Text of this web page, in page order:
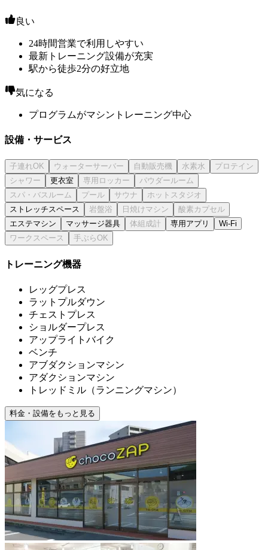
良い
24時間営業で利用しやすい
最新トレーニング設備が充実
駅から徒歩2分の好立地
気になる
プログラムがマシントレーニング中心
設備・サービス
更衣室
ストレッチスペース
エステマシン
マッサージ器具 専用アプリ Wi-Fi
トレーニング機器
レッグプレス
ラットプルダウン
チェストプレス
ショルダープレス
アップライトバイク
ベンチ
アブダクションマシン
アダクションマシン
トレッドミル（ランニングマシン）
料金・設備をもっと見る